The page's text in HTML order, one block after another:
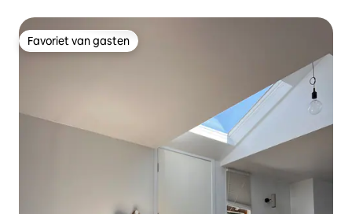
Favoriet van gasten
Favoriet van gasten